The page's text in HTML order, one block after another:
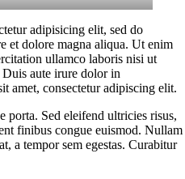
adipisicing elit, sed do
et dolore magna aliqua. Ut enim
ullamco laboris nisi ut
aute irure dolor in
amet, consectetur adipiscing elit.
porta. Sed eleifend ultricies risus,
finibus congue euismod. Nullam
a tempor sem egestas. Curabitur